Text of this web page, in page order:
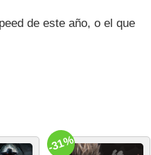
de este año, o el que
-31%